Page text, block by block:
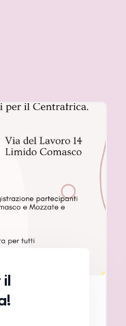
il